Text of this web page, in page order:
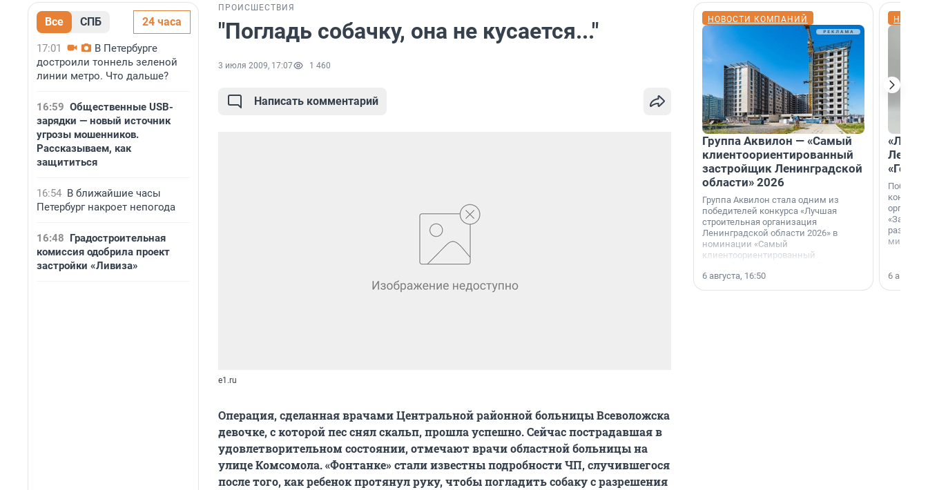
Все СПБ 24 часа
17:01
В Петербурге
достроили тоннель зеленой
линии метро. Что дальше?
16:59 Общественные USB-
зарядки — новый источник
угрозы мошенников.
Рассказываем, как
защититься
16:54 В ближайшие часы
Петербург накроет непогода
16:48 Градостроительная
комиссия одобрила проект
застройки «Ливиза»
ПРОИСШЕСТВИЯ
"Погладь собачку, она не кусается..."
3 июля 2009, 17:07 1 460
Написать комментарий
e1.ru
Операция, сделанная врачами Центральной районной больницы Всеволожска
девочке, с которой пес снял скальп, прошла успешно. Сейчас пострадавшая в
удовлетворительном состоянии, отмечают врачи областной больницы на
улице Комсомола. «Фонтанке» стали известны подробности ЧП, случившегося
после того, как ребенок протянул руку, чтобы погладить собаку с разрешения
НОВОСТИ КОМПАНИЙ
Группа Аквилон — «Самый
клиентоориентированный
застройщик Ленинградской
области» 2026
Группа Аквилон стала одним из
победителей конкурса «Лучшая
строительная организация
Ленинградской области 2026» в
номинации «Самый
клиентоориентированный
области».
6 августа, 16:50
«За
6